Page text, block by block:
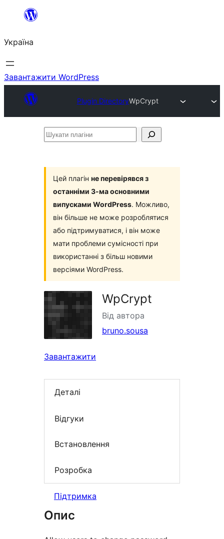
Перейти
вмісту
Україна
Завантажити WordPress
Plugin DirectoryWpCrypt
Шукати
Цей плагін не перевірявся з
останніми 3-ма основними
випусками WordPress. Можливо,
він більше не може розроблятися
або підтримуватися, і він може
мати проблеми сумісності при
використанні з більш новими
версіями WordPress.
WpCrypt
Від автора
bruno.sousa
Завантажити
Деталі
Відгуки
Встановлення
Розробка
Підтримка
Опис